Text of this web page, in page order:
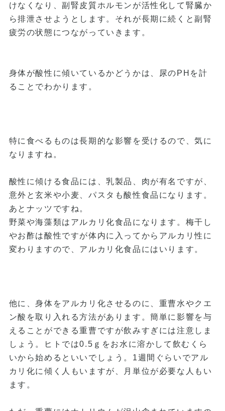
けなくなり、副腎皮質ホルモンが活性化して腎臓か
ら排泄させようとします。それが長期に続くと副腎
疲労の状態につながっていきます。
身体が酸性に傾いているかどうかは、尿のPHを計
ることでわかります。
特に食べるものは長期的な影響を受けるので、気に
なりますね。
酸性に傾ける食品には、乳製品、肉が有名ですが、
意外と玄米や小麦、パスタも酸性食品になります。
あとナッツですね。
野菜や海藻類はアルカリ化食品になります。梅干し
やお酢は酸性ですが体内に入ってからアルカリ性に
変わりますので、アルカリ化食品にはいります。
他に、身体をアルカリ化させるのに、重曹水やクエ
ン酸を取り入れる方法があります。簡単に影響を与
えることができる重曹ですが飲みすぎには注意しま
しょう。ヒトでは0.5ｇをお水に溶かして飲むくら
いから始めるといいでしょう。1週間ぐらいでアル
カリ化に傾く人もいますが、月単位が必要な人もい
ます。